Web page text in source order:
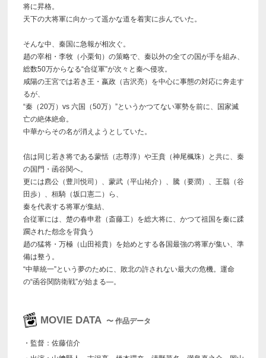
将に昇格。
天下の大将軍に向かって遥かな道を着実に歩んでいた。
そんな中、秦国に急報が相次ぐ。
趙の宰相・李牧（小栗旬）の策略で、秦以外の全ての国が手を組み、
総数50万からなる“合従軍”が次々と秦へ侵攻。
咸陽の王宮では若き王・嬴政（吉沢亮）を中心に事態の対応に奔走す
るが、
“秦（20万）vs 六国（50万）”というかつてない軍勢を前に、国家滅
亡の絶体絶命。
中華からその名が消えようとしていた。
信は同じ若き将である蒙恬（志尊淳）や王賁（神尾楓珠）と共に、秦
の国門・函谷関へ。
更には麃公（豊川悦司）、蒙武（平山祐介）、騰（要潤）、王翦（谷
田歩）、桓騎（坂口憲二）ら、
秦を代表する将軍が集結、
合従軍には、楚の春申君（斎藤工）を総大将に、かつて祖国を秦に蹂
躙された怨念を背負う
趙の猛将・万極（山田裕貴）を始めとする各国最強の将軍が集い、準
備は整う。
“中華統一”という夢のために、敗北の許されない最大の危機。運命
の“函谷関防衛戦”が始まる―。
MOVIE DATA 〜 作品データ
・監督：佐藤信介